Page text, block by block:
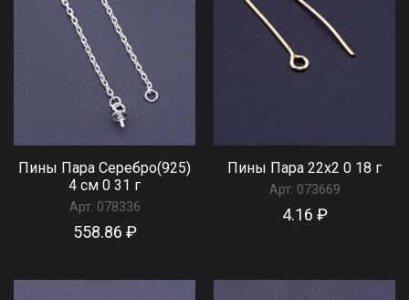
Пины Пара Серебро(925)
4 см 0 31 г
Арт: 078336
558.86 ₽
Пины Пара 22x2 0 18 г
Арт: 073669
4.16 ₽